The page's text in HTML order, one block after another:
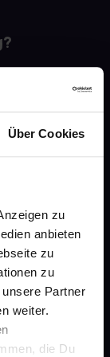
Über Cookies
zu
anbieten
zu
zu
Partner
weiter.
die Du